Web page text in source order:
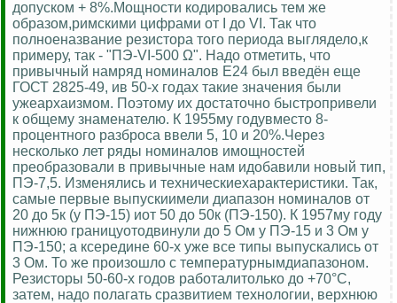
допуском + 8%.Мощности кодировались тем же
образом,римскими цифрами от I до VI. Так что
полноеназвание резистора того периода выглядело,к
примеру, так - "ПЭ-VI-500 Ω". Надо отметить, что
привычный намряд номиналов Е24 был введён еще
ГОСТ 2825-49, ив 50-х годах такие значения были
ужеархаизмом. Поэтому их достаточно быстропривели
к общему знаменателю. К 1955му годувместо 8-
процентного разброса ввели 5, 10 и 20%.Через
несколько лет ряды номиналов имощностей
преобразовали в привычные нам идобавили новый тип,
ПЭ-7,5. Изменялись и техническиехарактеристики. Так,
самые первые выпускиимели диапазон номиналов от
20 до 5к (у ПЭ-15) иот 50 до 50к (ПЭ-150). К 1957му году
нижнюю границуотодвинули до 5 Ом у ПЭ-15 и 3 Ом у
ПЭ-150; а ксередине 60-х уже все типы выпускались от
3 Ом. То же произошло с температурнымдиапазоном.
Резисторы 50-60-х годов работалитолько до +70°С,
затем, надо полагать сразвитием технологии, верхнюю